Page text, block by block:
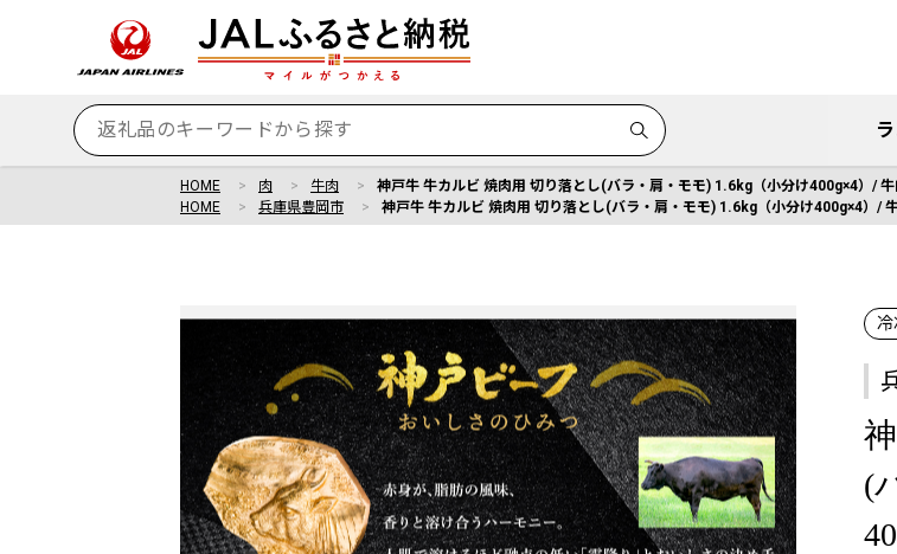
HOME 肉 牛肉
神戸牛 牛カルビ 焼肉用 切り落とし(バラ・肩・モモ) 1.6kg（小分け400g×4）/
HOME
兵庫県豊岡市 神戸牛 牛カルビ 焼肉用 切り落とし(バラ・肩・モモ) 1.6kg（小分け400g×4）/
(